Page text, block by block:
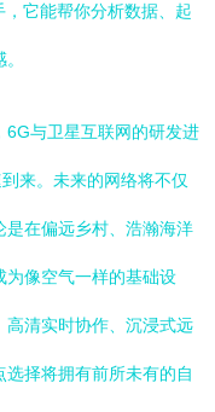
它能帮你分析数据、起
与卫星互联网的研发进
来。未来的网络将不仅
在偏远乡村、浩瀚海洋
为像空气一样的基础设
清实时协作、沉浸式远
择将拥有前所未有的自